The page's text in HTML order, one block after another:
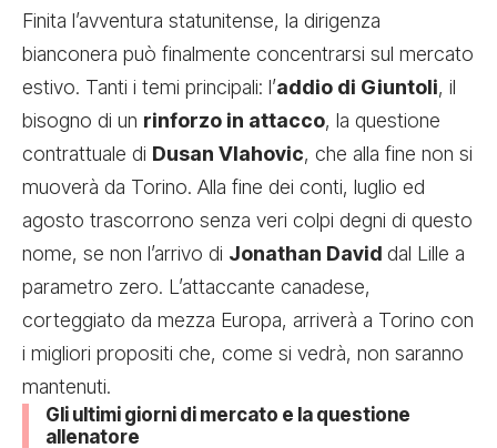
Finita l’avventura statunitense, la dirigenza
bianconera può finalmente concentrarsi sul mercato
estivo. Tanti i temi principali: l’addio di Giuntoli, il
bisogno di un rinforzo in attacco, la questione
contrattuale di Dusan Vlahovic, che alla fine non si
muoverà da Torino. Alla fine dei conti, luglio ed
agosto trascorrono senza veri colpi degni di questo
nome, se non l’arrivo di Jonathan David dal Lille a
parametro zero. L’attaccante canadese,
corteggiato da mezza Europa, arriverà a Torino con
i migliori propositi che, come si vedrà, non saranno
mantenuti.
Gli ultimi giorni di mercato e la questione
allenatore